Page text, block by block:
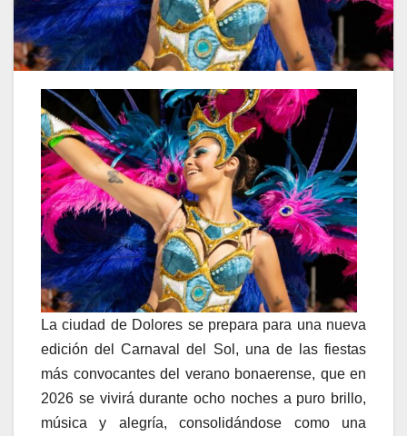
La ciudad de Dolores se prepara para una nueva
edición del Carnaval del Sol, una de las fiestas
más convocantes del verano bonaerense, que en
2026 se vivirá durante ocho noches a puro brillo,
música y alegría, consolidándose como una